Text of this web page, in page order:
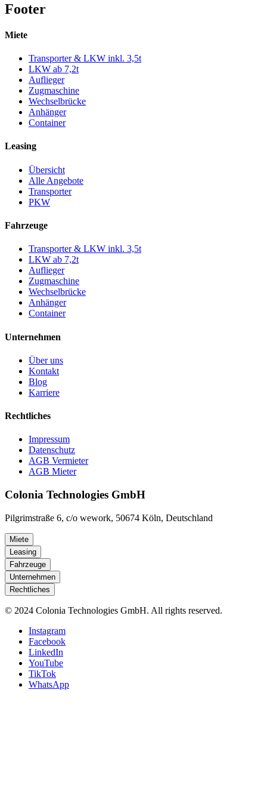
Footer
Miete
Transporter & LKW inkl. 3,5t
LKW ab 7,2t
Auflieger
Zugmaschine
Wechselbrücke
Anhänger
Container
Leasing
Übersicht
Alle Angebote
Transporter
PKW
Fahrzeuge
Transporter & LKW inkl. 3,5t
LKW ab 7,2t
Auflieger
Zugmaschine
Wechselbrücke
Anhänger
Container
Unternehmen
Über uns
Kontakt
Blog
Karriere
Rechtliches
Impressum
Datenschutz
AGB Vermieter
AGB Mieter
Colonia Technologies GmbH
Pilgrimstraße 6, c/o wework, 50674 Köln, Deutschland
Miete
Leasing
Fahrzeuge
Unternehmen
Rechtliches
© 2024 Colonia Technologies GmbH. All rights reserved.
Instagram
Facebook
LinkedIn
YouTube
TikTok
WhatsApp